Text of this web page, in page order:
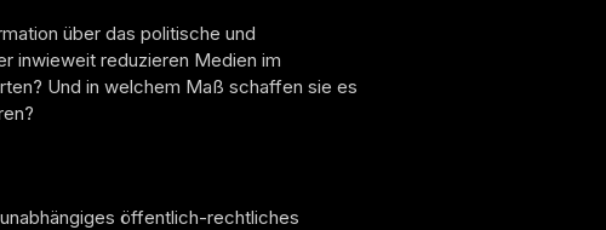
über das politische und
inwieweit reduzieren Medien im
Und in welchem Maß schaffen sie es
öffentlich-rechtliches